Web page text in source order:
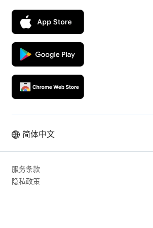
拉美本土电商业绩高速增长，
简体中文
服务条款
隐私政策